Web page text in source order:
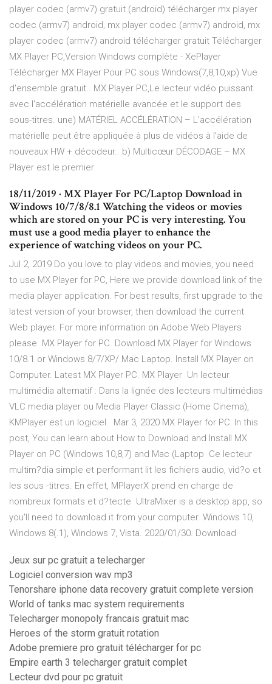
player codec (armv7) gratuit (android) télécharger mx player
codec (armv7) android, mx player codec (armv7) android, mx
player codec (armv7) android télécharger gratuit Télécharger
MX Player PC,Version Windows complète - XePlayer
Télécharger MX Player Pour PC sous Windows(7,8,10,xp) Vue
d'ensemble gratuit.. MX Player PC,Le lecteur vidéo puissant
avec l'accélération matérielle avancée et le support des
sous-titres. une) MATÉRIEL ACCÉLÉRATION – L'accélération
matérielle peut être appliquée à plus de vidéos à l'aide de
nouveaux HW + décodeur.. b) Multicœur DÉCODAGE – MX
Player est le premier
18/11/2019 · MX Player For PC/Laptop Download in
Windows 10/7/8/8.1 Watching the videos or movies
which are stored on your PC is very interesting. You
must use a good media player to enhance the
experience of watching videos on your PC.
Jul 2, 2019 Do you love to play videos and movies, you need
to use MX Player for PC, Here we provide download link of the
media player application. For best results, first upgrade to the
latest version of your browser, then download the current
Web player. For more information on Adobe Web Players
please MX Player for PC. Download MX Player for Windows
10/8.1 or Windows 8/7/XP/ Mac Laptop. Install MX Player on
Computer. Latest MX Player PC. MX Player Un lecteur
multimédia alternatif : Dans la lignée des lecteurs multimédias
VLC media player ou Media Player Classic (Home Cinema),
KMPlayer est un logiciel Mar 3, 2020 MX Player for PC: In this
post, You can learn about How to Download and Install MX
Player on PC (Windows 10,8,7) and Mac (Laptop Ce lecteur
multim?dia simple et performant lit les fichiers audio, vid?o et
les sous -titres. En effet, MPlayerX prend en charge de
nombreux formats et d?tecte UltraMixer is a desktop app, so
you'll need to download it from your computer. Windows 10,
Windows 8(.1), Windows 7, Vista. 2020/01/30. Download
Jeux sur pc gratuit a telecharger
Logiciel conversion wav mp3
Tenorshare iphone data recovery gratuit complete version
World of tanks mac system requirements
Telecharger monopoly francais gratuit mac
Heroes of the storm gratuit rotation
Adobe premiere pro gratuit télécharger for pc
Empire earth 3 telecharger gratuit complet
Lecteur dvd pour pc gratuit